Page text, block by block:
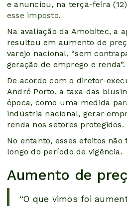
e anunciou, na terça-feira
esse imposto.
Na avaliação da Amobitec, a
resultou em aumento de
varejo nacional, “sem
geração de emprego e renda”.
De acordo com o diretor-
André Porto, a taxa das
época, como uma medida
indústria nacional, gerar
renda nos setores protegidos.
No entanto, esses efeitos
longo do período de vigência.
Aumento de
“O que vimos foi